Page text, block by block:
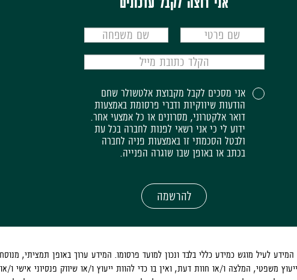
אני מסכים לקבל מקבוצת אלטשולר שחם
הודעות שיווקיות ודברי פרסומת באמצעות
דואר אלקטרוני, מסרונים או כל אמצעי אחר.
ידוע לי כי אני רשאי לפנות לחברה בכל עת
ולבטל הסכמתי זו באמצעות פניה לחברה
בכתב או באופן שבו שוגרה הפנייה.
להרשמה
לעיל מוגש כמידע כללי בלבד ונכון למועד פרסומו. המידע ערוך באופן תמציתי,
משפטי, המלצה ו/או חוות דעת, ואין בו כדי להוות ייעוץ ו/או שיווק פנסיוני אישי